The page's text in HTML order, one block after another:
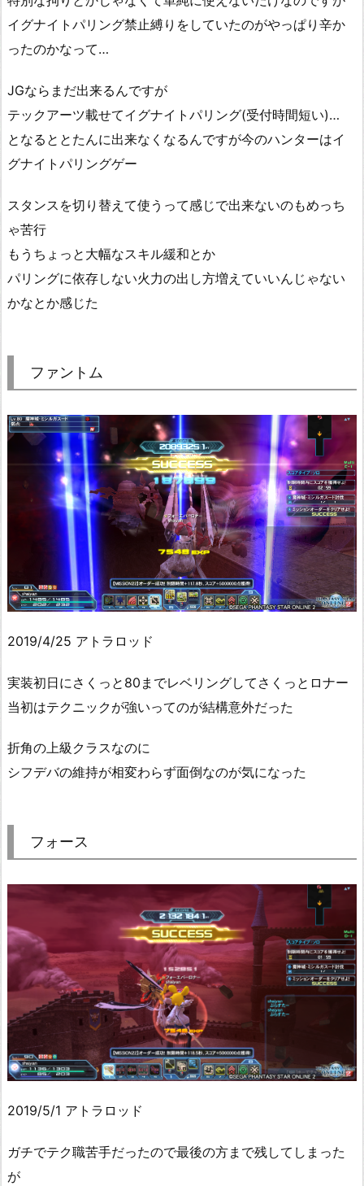
イグナイトパリング禁止縛りをしていたのがやっぱり辛か
ったのかなって…
JGならまだ出来るんですが
テックアーツ載せてイグナイトパリング(受付時間短い)…
となるととたんに出来なくなるんですが今のハンターはイ
グナイトパリングゲー
スタンスを切り替えて使うって感じで出来ないのもめっち
ゃ苦行
もうちょっと大幅なスキル緩和とか
パリングに依存しない火力の出し方増えていいんじゃない
かなとか感じた
ファントム
2019/4/25 アトラロッド
実装初日にさくっと80までレベリングしてさくっとロナー
当初はテクニックが強いってのが結構意外だった
折角の上級クラスなのに
シフデバの維持が相変わらず面倒なのが気になった
フォース
2019/5/1 アトラロッド
ガチでテク職苦手だったので最後の方まで残してしまった
が